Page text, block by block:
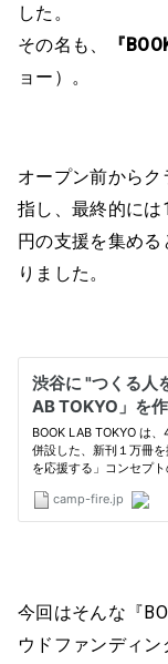
した。
その名も、
『
ョー）。
オープン前から
指し、最終的に
円の支援を集め
りました。
今回はそんな『
ウドファンディ